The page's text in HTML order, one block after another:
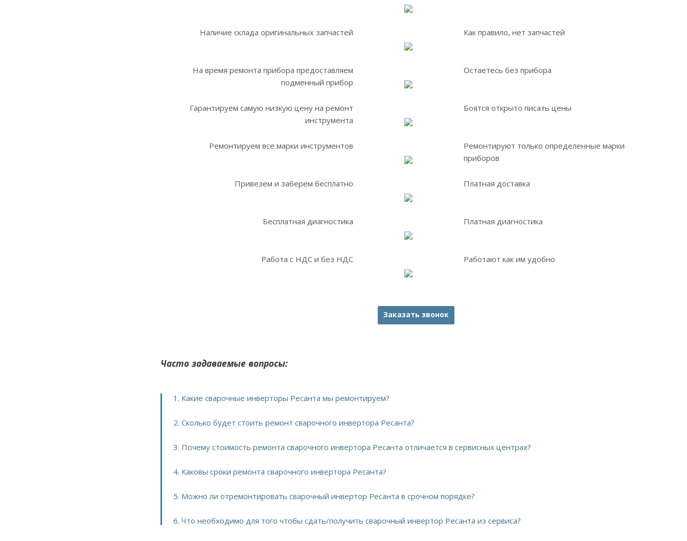
Наличие склада оригинальных запчастей
На время ремонта прибора предоставляем
подменный прибор
Гарантируем самую низкую цену на ремонт
инструмента
Ремонтируем все марки инструментов
Привезем и заберем бесплатно
Бесплатная диагностика
Работа с НДС и без НДС
Как правило, нет запчастей
Остаетесь без прибора
Боятся открыто писать цены
Ремонтируют только определенные марки
приборов
Платная доставка
Платная диагностика
Работают как им удобно
Заказать звонок
Часто задаваемые вопросы:
1. Какие сварочные инверторы Ресанта мы ремонтируем?
2. Сколько будет стоить ремонт сварочного инвертора Ресанта?
3. Почему стоимость ремонта сварочного инвертора Ресанта отличается в сервисных центрах?
4. Каковы сроки ремонта сварочного инвертора Ресанта?
5. Можно ли отремонтировать сварочный инвертор Ресанта в срочном порядке?
6. Что необходимо для того чтобы сдать/получить сварочный инвертор Ресанта из сервиса?